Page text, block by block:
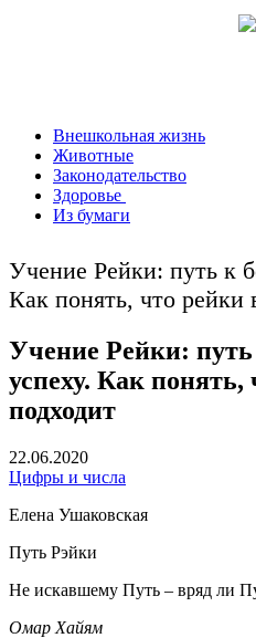
Внешкольная жизнь
Животные
Законодательство
Здоровье
Из бумаги
Учение Рейки: путь к
Как понять, что рейки
Учение Рейки: путь
успеху. Как
подходит
22.06.2020
Цифры и числа
Елена Ушаковская
Путь Рэйки
Не искавшему Путь – вряд ли
Омар Хайям